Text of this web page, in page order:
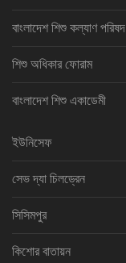
বাংলাদেশ শিশু কল্যাণ পরিষদ
শিশু অধিকার ফোরাম
বাংলাদেশ শিশু একাডেমী
ইউনিসেফ
সেভ দ্যা চিলড্রেন
সিসিমপুর
কিশোর বাতায়ন